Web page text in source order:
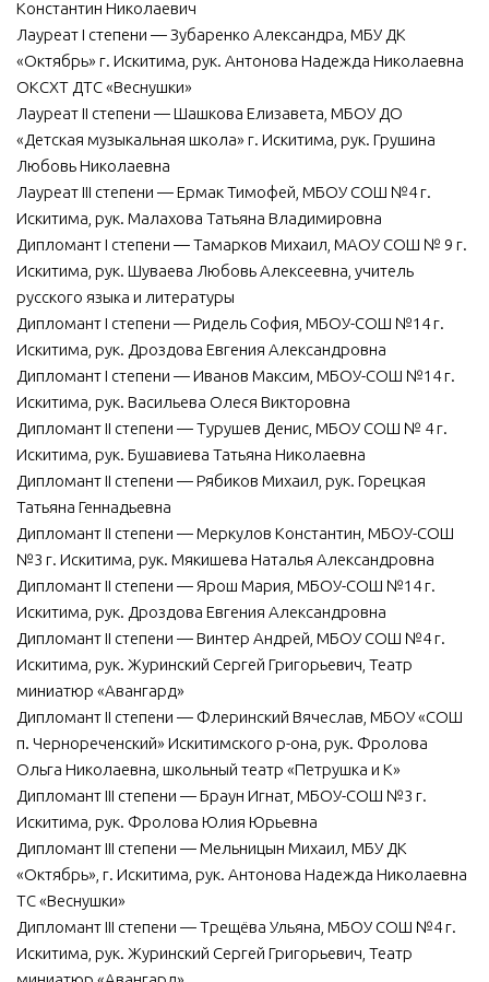
Константин Николаевич
Лауреат I степени — Зубаренко Александра, МБУ ДК
«Октябрь» г. Искитима, рук. Антонова Надежда Николаевна
ОКСХТ ДТС «Веснушки»
Лауреат II степени — Шашкова Елизавета, МБОУ ДО
«Детская музыкальная школа» г. Искитима, рук. Грушина
Любовь Николаевна
Лауреат III степени — Ермак Тимофей, МБОУ СОШ №4 г.
Искитима, рук. Малахова Татьяна Владимировна
Дипломант I степени — Тамарков Михаил, МАОУ СОШ № 9 г.
Искитима, рук. Шуваева Любовь Алексеевна, учитель
русского языка и литературы
Дипломант I степени — Ридель София, МБОУ-СОШ №14 г.
Искитима, рук. Дроздова Евгения Александровна
Дипломант I степени — Иванов Максим, МБОУ-СОШ №14 г.
Искитима, рук. Васильева Олеся Викторовна
Дипломант II степени — Турушев Денис, МБОУ СОШ № 4 г.
Искитима, рук. Бушавиева Татьяна Николаевна
Дипломант II степени — Рябиков Михаил, рук. Горецкая
Татьяна Геннадьевна
Дипломант II степени — Меркулов Константин, МБОУ-СОШ
№3 г. Искитима, рук. Мякишева Наталья Александровна
Дипломант II степени — Ярош Мария, МБОУ-СОШ №14 г.
Искитима, рук. Дроздова Евгения Александровна
Дипломант II степени — Винтер Андрей, МБОУ СОШ №4 г.
Искитима, рук. Журинский Сергей Григорьевич, Театр
миниатюр «Авангард»
Дипломант II степени — Флеринский Вячеслав, МБОУ «СОШ
п. Чернореченский» Искитимского р-она, рук. Фролова
Ольга Николаевна, школьный театр «Петрушка и К»
Дипломант III степени — Браун Игнат, МБОУ-СОШ №3 г.
Искитима, рук. Фролова Юлия Юрьевна
Дипломант III степени — Мельницын Михаил, МБУ ДК
«Октябрь», г. Искитима, рук. Антонова Надежда Николаевна
ТС «Веснушки»
Дипломант III степени — Трещёва Ульяна, МБОУ СОШ №4 г.
Искитима, рук. Журинский Сергей Григорьевич, Театр